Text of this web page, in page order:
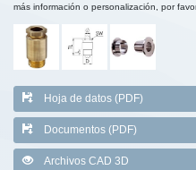
más información o personalización, por
Hoja de datos (PDF)
Documentos (PDF)
Archivos CAD 3D